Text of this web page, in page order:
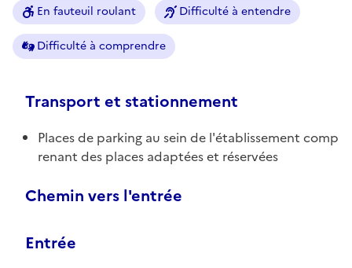
En fauteuil roulant Difficulté à entendre
Difficulté à comprendre
Transport et stationnement
Places de parking au sein de l'établissement comp
renant des places adaptées et réservées
Chemin vers l'entrée
Entrée